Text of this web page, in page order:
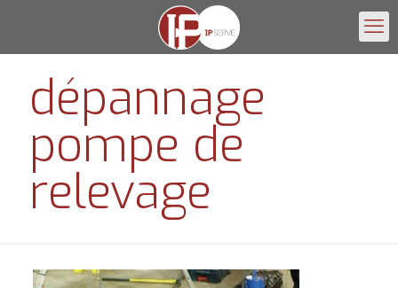
dépannage
pompe de
relevage